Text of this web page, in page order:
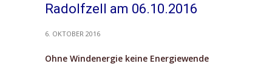
Radolfzell am 06.10.2016
6. OKTOBER 2016
Ohne Windenergie keine Energiewende